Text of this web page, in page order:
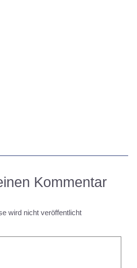
Kommentar
wird nicht veröffentlicht